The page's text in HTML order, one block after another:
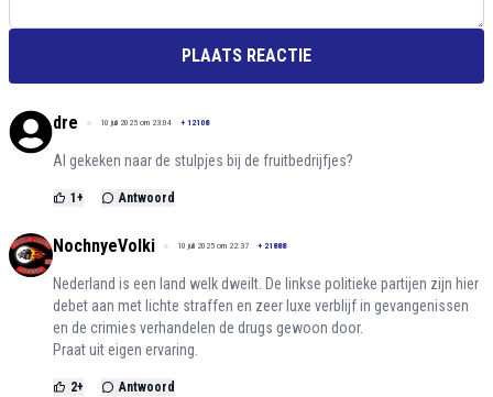
PLAATS REACTIE
dre 10 juli 2025 om 23:04 + 12108
Al gekeken naar de stulpjes bij de fruitbedrijfjes?
1 + Antwoord
NochnyeVolki 10 juli 2025 om 22:37 + 21888
Nederland is een land welk dweilt. De linkse politieke partijen zijn hier
debet aan met lichte straffen en zeer luxe verblijf in gevangenissen
en de crimies verhandelen de drugs gewoon door.
Praat uit eigen ervaring.
2+ Antwoord